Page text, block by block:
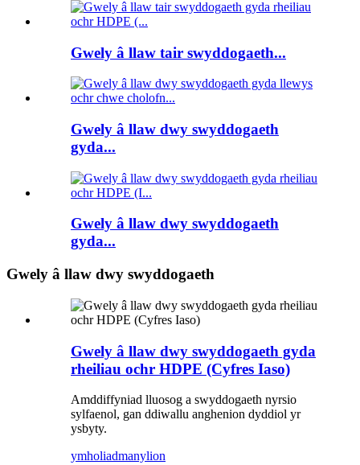
Gwely â llaw tair swyddogaeth...
Gwely â llaw dwy swyddogaeth
gyda...
Gwely â llaw dwy swyddogaeth
gyda...
Gwely â llaw dwy swyddogaeth
Gwely â llaw dwy swyddogaeth gyda
rheiliau ochr HDPE (Cyfres Iaso)
Amddiffyniad lluosog a swyddogaeth nyrsio
sylfaenol, gan ddiwallu anghenion dyddiol yr
ysbyty.
ymholiadmanylion